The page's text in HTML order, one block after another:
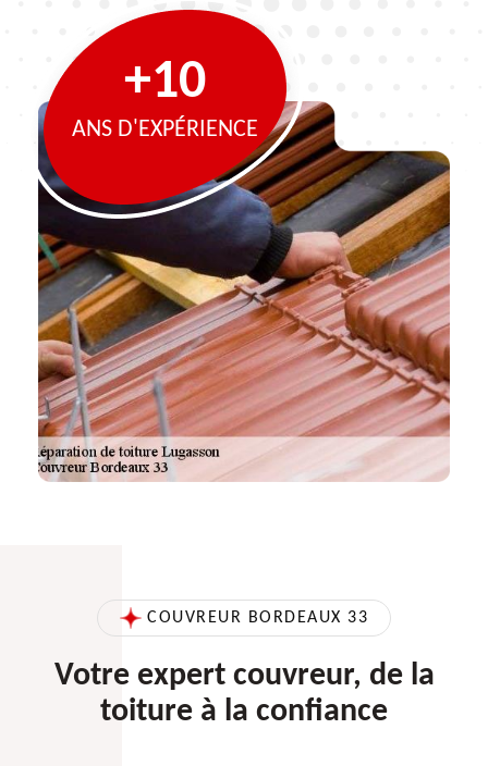
+10
ANS D'EXPÉRIENCE
COUVREUR BORDEAUX 33
Votre expert couvreur, de la
toiture à la confiance